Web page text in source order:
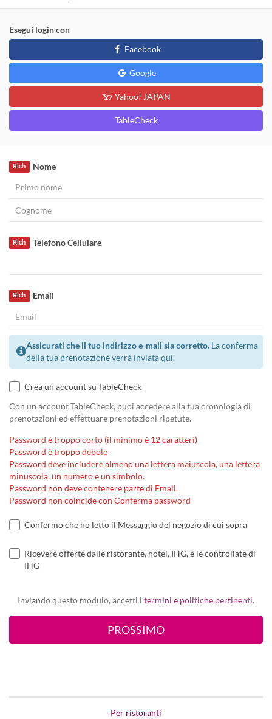
Esegui login con
Facebook
Google
Yahoo! JAPAN
TableCheck
Nome
Rich
Telefono Cellulare
Rich
Email
Rich
Assicurati che il tuo indirizzo e-mail sia corretto. La conferma
della tua prenotazione verrà inviata qui.
Crea un account su TableCheck
Con un account TableCheck, puoi accedere alla tua cronologia di
prenotazioni ed effettuare prenotazioni ripetute.
Password è troppo corto (il minimo è 12 caratteri)
Password è troppo debole
Password deve includere almeno una lettera maiuscola, una lettera
minuscola, un numero e un simbolo.
Password non deve contenere parte di Email.
Password non coincide con Conferma password
Confermo che ho letto il Messaggio del negozio di cui sopra
Ricevere offerte dalle ristorante, hotel, IHG, e le controllate di
IHG
Inviando questo modulo, accetti i termini e politiche pertinenti.
Per ristoranti